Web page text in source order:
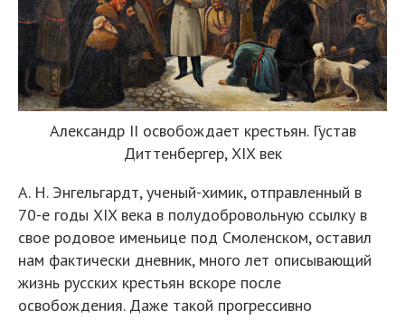
Александр II освобождает крестьян. Густав
Диттенбергер, XIX век
А. Н. Энгельгардт, ученый-химик, отправленный в
70-е годы XIX века в полудобровольную ссылку в
свое родовое именьице под Смоленском, оставил
нам фактически дневник, много лет описывающий
жизнь русских крестьян вскоре после
освобождения. Даже такой прогрессивно